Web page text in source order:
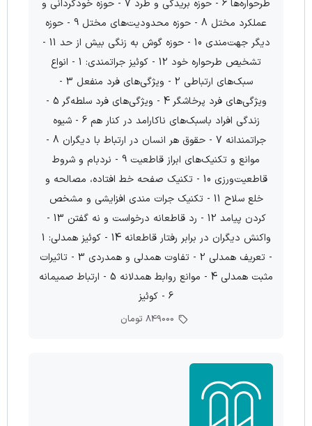
طرحواره‌ها 6 - حوزه بریدگی و طرد 7 - حوزه خودگردانی و
عملکرد مختل 8 - حوزه محدودیت‌های مختل 9 - حوزه
دیگر جهت‌مندی 10 - حوزه گوش به زنگی بیش از حد 11 -
تشخیص طرحواره خود 12 - کوئیز جراتمندی: 1 - انواع
سبک‌های ارتباطی 2 - ویژگی‌های فرد منفعل 3 -
ویژگی‌های فرد پرخاشگر 4 - ویژگی‌های فرد سلطه‌گر 5 -
زندگی افراد باسبک‌های ناکارامد در کنار هم 6 - شیوه
جراتمندانه 7 - حقوق هر انسان در ارتباط با دیگران 8 -
موانع و تکنیک‌های ابراز قاطعیت 9 - نردبام و شروط
قاطعیت‌ورزی 10 - تکنیک صفحه خط افتاده، مصالحه و
خلع سلاح 11 - تکنیک‌ جرات مندی افزایشی و مشخص
کردن پیامد 12 - رد قاطعانه درخواست و نه گفتن 13 -
واکنش دیگران در برابر رفتار قاطعانه 14 - کوئیز همدلی: 1
- تعریف همدلی 2 - تفاوت همدلی و همدردی 3 - تاثیرات
مثبت همدلی 4 - موانع روابط همدلانه 5 - ارتباط صمیمانه
6 - کوئیز
849000 تومان